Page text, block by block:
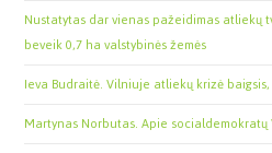
Nustatytas dar vienas pažeidimas atliekų
beveik 0,7 ha valstybinės žemės
Ieva Budraitė. Vilniuje atliekų krizė
Martynas Norbutas. Apie